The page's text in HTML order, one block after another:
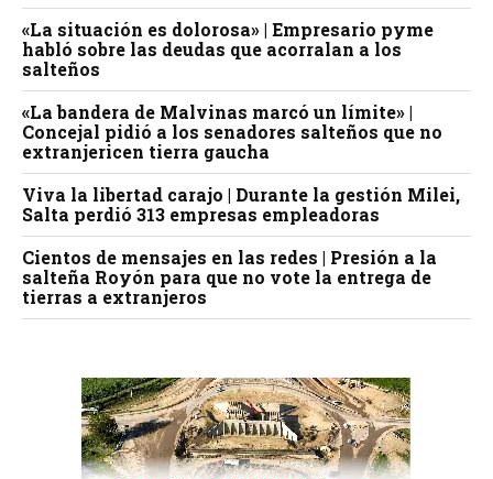
«La situación es dolorosa» | Empresario pyme
habló sobre las deudas que acorralan a los
salteños
«La bandera de Malvinas marcó un límite» |
Concejal pidió a los senadores salteños que no
extranjericen tierra gaucha
Viva la libertad carajo | Durante la gestión Milei,
Salta perdió 313 empresas empleadoras
Cientos de mensajes en las redes | Presión a la
salteña Royón para que no vote la entrega de
tierras a extranjeros